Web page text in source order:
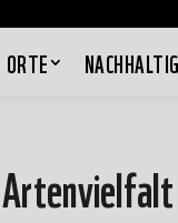
ORTE
Artenvielfalt